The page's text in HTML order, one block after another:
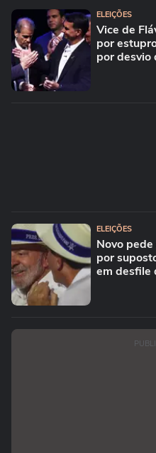
ELEIÇÕES
Vice de
por
por desvio
ELEIÇÕES
Novo
por
em desfile